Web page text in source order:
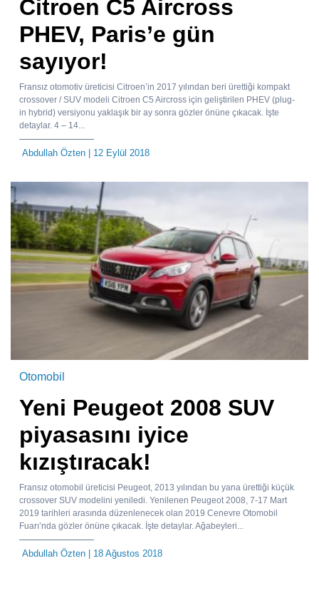
Citroen C5 Aircross
PHEV, Paris’e gün
sayıyor!
Fransız otomotiv üreticisi Citroen’in 2017 yılından beri ürettiği kompakt
crossover / SUV modeli Citroen C5 Aircross için geliştirilen PHEV (plug-
in hybrid) versiyonu yaklaşık bir ay sonra gözler önüne çıkacak. İşte
detaylar. 4 – 14...
Abdullah Özten | 12 Eylül 2018
Otomobil
Yeni Peugeot 2008 SUV
piyasasını iyice
kızıştıracak!
Fransız otomobil üreticisi Peugeot, 2013 yılından bu yana ürettiği küçük
crossover SUV modelini yeniledi. Yenilenen Peugeot 2008, 7-17 Mart
2019 tarihleri arasında düzenlenecek olan 2019 Cenevre Otomobil
Fuarı’nda gözler önüne çıkacak. İşte detaylar. Ağabeyleri...
Abdullah Özten | 18 Ağustos 2018